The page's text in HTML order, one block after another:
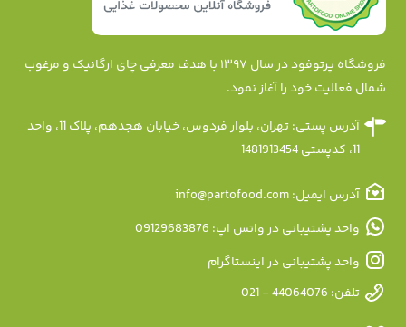
فروشگاه پرتوفود در سال ۱۳۹۷ با هدف معرفی چای ارگانیک و مرغوب
شمال فعالیت خود را آغاز نمود.
آدرس پستی: تهران، بلوار فردوس، خیابان هجدهم، پلاک 11، واحد
11، کدپستی 1481913454
آدرس ایمیل: info@partofood.com
واحد پشتیبانی در واتس اپ: 09129683876
واحد پشتیبانی در اینستاگرام
تلفن: 44064076 - 021